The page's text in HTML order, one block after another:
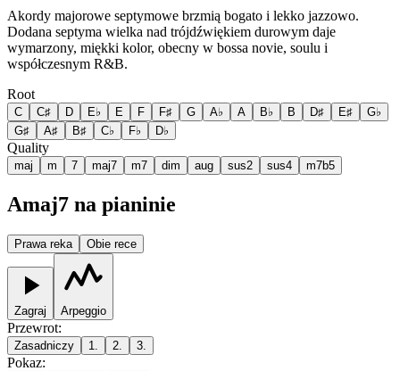
Akordy majorowe septymowe brzmią bogato i lekko jazzowo.
Dodana septyma wielka nad trójdźwiękiem durowym daje
wymarzony, miękki kolor, obecny w bossa novie, soulu i
współczesnym R&B.
Root
C C♯ D E♭ E F F♯ G A♭ A B♭ B D♯ E♯
G♭
G♯
A♯ B♯ C♭ F♭ D♭
Quality
maj m 7 maj7 m7 dim aug sus2 sus4 m7b5
Amaj7 na pianinie
Prawa reka Obie rece
Zagraj Arpeggio
Przewrot:
Zasadniczy 1. 2. 3.
Pokaz: